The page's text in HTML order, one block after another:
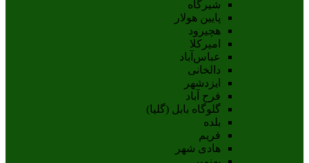
شیرگاه
پایین هولار
هچیرود
امیرکلا
عباس‌آباد
دالخانی
ایزدشهر
فرح آباد
گلوگاه بابل (گلیا)
بلده
فریم
هادی شهر